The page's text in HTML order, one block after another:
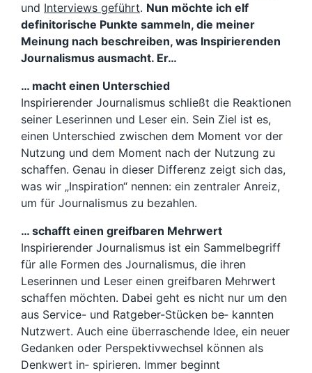
und Interviews geführt. Nun möchte ich elf
definitorische Punkte sammeln, die meiner
Meinung nach beschreiben, was Inspirierenden
Journalismus ausmacht. Er…
… macht einen Unterschied
Inspirierender Journalismus schließt die Reaktionen
seiner Leserinnen und Leser ein. Sein Ziel ist es,
einen Unterschied zwischen dem Moment vor der
Nutzung und dem Moment nach der Nutzung zu
schaffen. Genau in dieser Differenz zeigt sich das,
was wir „Inspiration“ nennen: ein zentraler Anreiz,
um für Journalismus zu bezahlen.
… schafft einen greifbaren Mehrwert
Inspirierender Journalismus ist ein Sammelbegriff
für alle Formen des Journalismus, die ihren
Leserinnen und Leser einen greifbaren Mehrwert
schaffen möchten. Dabei geht es nicht nur um den
aus Service- und Ratgeber-Stücken be‐ kannten
Nutzwert. Auch eine überraschende Idee, ein neuer
Gedanken oder Perspektivwechsel können als
Denkwert in‐ spirieren. Immer beginnt